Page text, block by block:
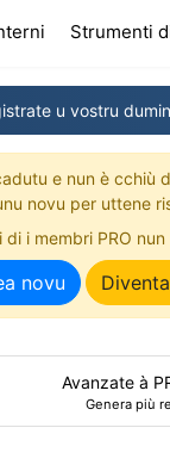
(current)
Strumenti
u vostru
e nun è cchiù
novu per uttene
di i membri PRO
novu
Avanzate à
Genera più